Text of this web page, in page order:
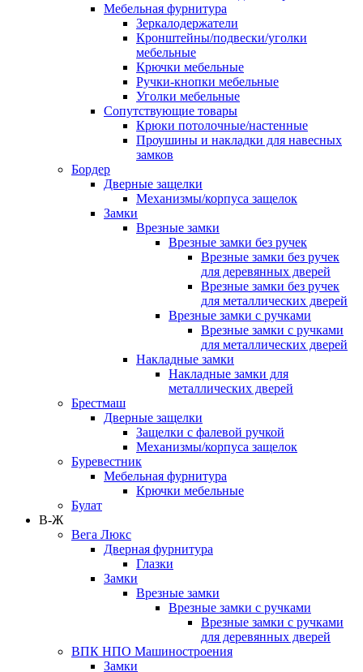
Мебельная фурнитура
Зеркалодержатели
Кронштейны/подвески/уголки
мебельные
Крючки мебельные
Ручки-кнопки мебельные
Уголки мебельные
Сопутствующие товары
Крюки потолочные/настенные
Проушины и накладки для навесных
замков
Бордер
Дверные защелки
Механизмы/корпуса защелок
Замки
Врезные замки
Врезные замки без ручек
Врезные замки без ручек
для деревянных дверей
Врезные замки без ручек
для металлических дверей
Врезные замки с ручками
Врезные замки с ручками
для металлических дверей
Накладные замки
Накладные замки для
металлических дверей
Брестмаш
Дверные защелки
Защелки с фалевой ручкой
Механизмы/корпуса защелок
Буревестник
Мебельная фурнитура
Крючки мебельные
Булат
В-Ж
Вега Люкс
Дверная фурнитура
Глазки
Замки
Врезные замки
Врезные замки с ручками
Врезные замки с ручками
для деревянных дверей
ВПК НПО Машиностроения
Замки